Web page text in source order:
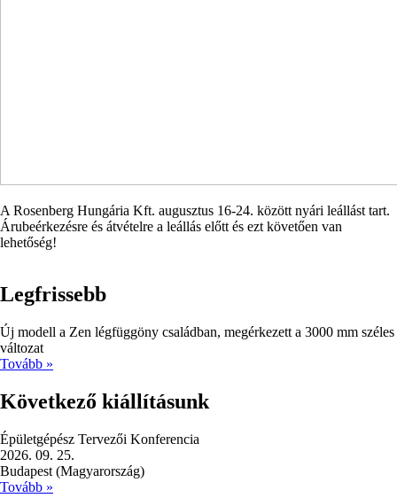
A Rosenberg Hungária Kft. augusztus 16-24. között nyári leállást tart.
Árubeérkezésre és átvételre a leállás előtt és ezt követően van
lehetőség!
Legfrissebb
Új modell a Zen légfüggöny családban, megérkezett a 3000 mm széles
változat
Tovább »
Következő kiállításunk
Épületgépész Tervezői Konferencia
2026. 09. 25.
Budapest (Magyarország)
Tovább »